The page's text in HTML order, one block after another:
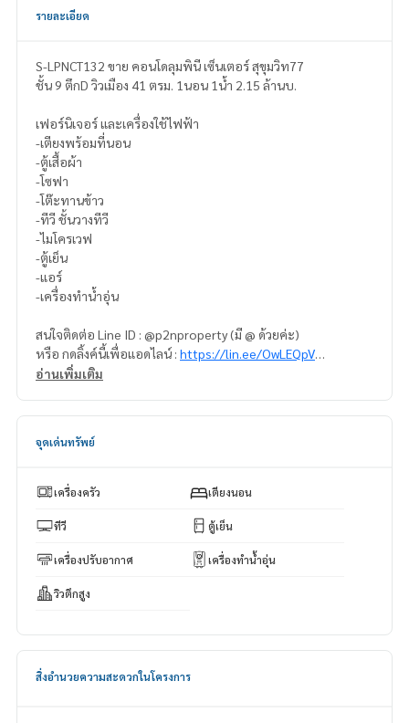
รายละเอียด
S-LPNCT132 ขาย คอนโดลุมพินี เซ็นเตอร์ สุขุมวิท77
ชั้น 9 ตึกD วิวเมือง 41 ตรม. 1นอน 1น้ำ 2.15 ล้านบ.
เฟอร์นิเจอร์ และเครื่องใช้ไฟฟ้า
-เตียงพร้อมที่นอน
-ตู้เสื้อผ้า
-โซฟา
-โต๊ะทานข้าว
-ทีวี ชั้นวางทีวี
-ไมโครเวฟ
-ตู้เย็น
-แอร์
-เครื่องทำน้ำอุ่น
สนใจติดต่อ Line ID : @p2nproperty (มี @ ด้วยค่ะ)
หรือ กดลิ้งค์นี้เพื่อแอดไลน์ : https://lin.ee/OwLEQpV
* มีให้เลือกอีกหลายห้อง หลายโครงการค่ะ
Facebook Fanpage : P2N Property
ด ทั่วกรุงเทพฯ
อ่านเพิ่มเติม
จุดเด่นทรัพย์
เครื่องครัว เตียงนอน
ทีวี ตู้เย็น
เครื่องปรับอากาศ เครื่องทำน้ำอุ่น
วิวตึกสูง
สิ่งอำนวยความสะดวกในโครงการ